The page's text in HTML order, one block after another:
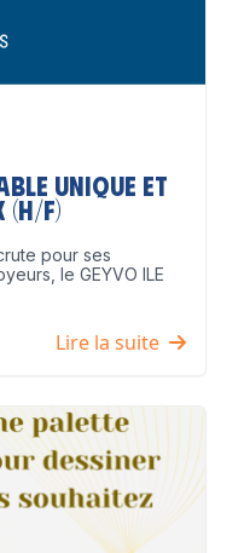
unique et
F)
pour ses
le GEYVO ILE
Lire la suite